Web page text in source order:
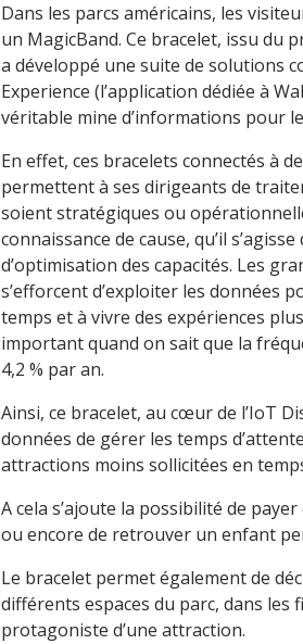
Dans les parcs américains, les
un MagicBand. Ce bracelet, issu du
a développé une suite de solutions
Experience (l’application dédiée à
véritable mine d’informations pour
En effet, ces bracelets connectés à
permettent à ses dirigeants de
soient stratégiques ou
connaissance de cause, qu’il
d’optimisation des capacités. Les
s’efforcent d’exploiter les données
temps et à vivre des expériences
important quand on sait que la
4,2 % par an.
Ainsi, ce bracelet, au cœur de l’IoT
données de gérer les temps
attractions moins sollicitées en
A cela s’ajoute la possibilité de
ou encore de retrouver un enfant
Le bracelet permet également de
différents espaces du parc, dans les
protagoniste d’une attraction.